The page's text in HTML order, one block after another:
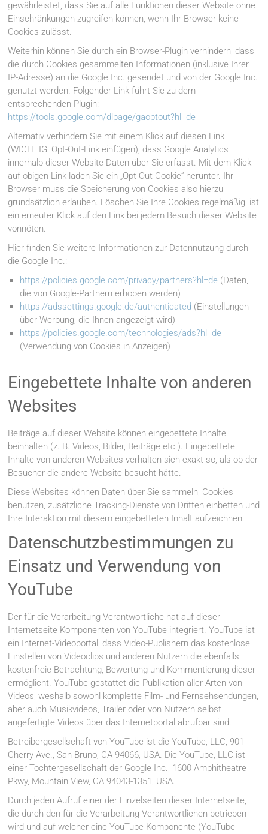
gewährleistet, dass Sie auf alle Funktionen dieser Website ohne
Einschränkungen zugreifen können, wenn Ihr Browser keine
Cookies zulässt.
Weiterhin können Sie durch ein Browser-Plugin verhindern, dass
die durch Cookies gesammelten Informationen (inklusive Ihrer
IP-Adresse) an die Google Inc. gesendet und von der Google Inc.
genutzt werden. Folgender Link führt Sie zu dem
entsprechenden Plugin:
https://tools.google.com/dlpage/gaoptout?hl=de
Alternativ verhindern Sie mit einem Klick auf diesen Link
(WICHTIG: Opt-Out-Link einfügen), dass Google Analytics
innerhalb dieser Website Daten über Sie erfasst. Mit dem Klick
auf obigen Link laden Sie ein „Opt-Out-Cookie“ herunter. Ihr
Browser muss die Speicherung von Cookies also hierzu
grundsätzlich erlauben. Löschen Sie Ihre Cookies regelmäßig, ist
ein erneuter Klick auf den Link bei jedem Besuch dieser Website
vonnöten.
Hier finden Sie weitere Informationen zur Datennutzung durch
die Google Inc.:
https://policies.google.com/privacy/partners?hl=de (Daten,
die von Google-Partnern erhoben werden)
https://adssettings.google.de/authenticated (Einstellungen
über Werbung, die Ihnen angezeigt wird)
https://policies.google.com/technologies/ads?hl=de
(Verwendung von Cookies in Anzeigen)
Eingebettete Inhalte von anderen
Websites
Beiträge auf dieser Website können eingebettete Inhalte
beinhalten (z. B. Videos, Bilder, Beiträge etc.). Eingebettete
Inhalte von anderen Websites verhalten sich exakt so, als ob der
Besucher die andere Website besucht hätte.
Diese Websites können Daten über Sie sammeln, Cookies
benutzen, zusätzliche Tracking-Dienste von Dritten einbetten und
Ihre Interaktion mit diesem eingebetteten Inhalt aufzeichnen.
Datenschutzbestimmungen zu
Einsatz und Verwendung von
YouTube
Der für die Verarbeitung Verantwortliche hat auf dieser
Internetseite Komponenten von YouTube integriert. YouTube ist
ein Internet-Videoportal, dass Video-Publishern das kostenlose
Einstellen von Videoclips und anderen Nutzern die ebenfalls
kostenfreie Betrachtung, Bewertung und Kommentierung dieser
ermöglicht. YouTube gestattet die Publikation aller Arten von
Videos, weshalb sowohl komplette Film- und Fernsehsendungen,
aber auch Musikvideos, Trailer oder von Nutzern selbst
angefertigte Videos über das Internetportal abrufbar sind.
Betreibergesellschaft von YouTube ist die YouTube, LLC, 901
Cherry Ave., San Bruno, CA 94066, USA. Die YouTube, LLC ist
einer Tochtergesellschaft der Google Inc., 1600 Amphitheatre
Pkwy, Mountain View, CA 94043-1351, USA.
Durch jeden Aufruf einer der Einzelseiten dieser Internetseite,
die durch den für die Verarbeitung Verantwortlichen betrieben
wird und auf welcher eine YouTube-Komponente (YouTube-